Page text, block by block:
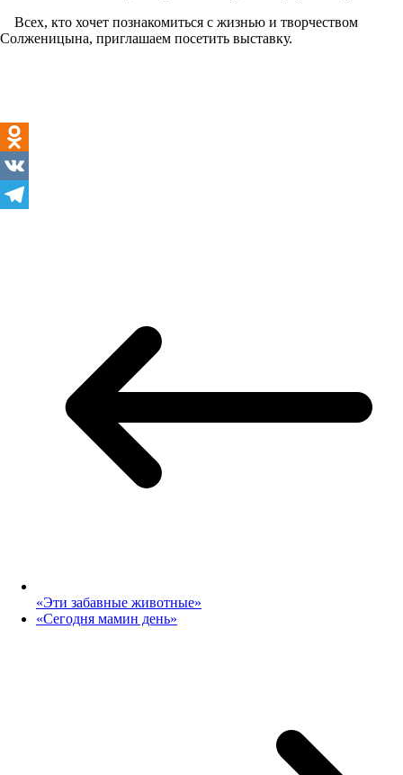
Всех, кто хочет познакомиться с жизнью и творчеством
Солженицына, приглашаем посетить выставку.
Odnoklassniki
VK
«Эти забавные животные»
«Сегодня мамин день»